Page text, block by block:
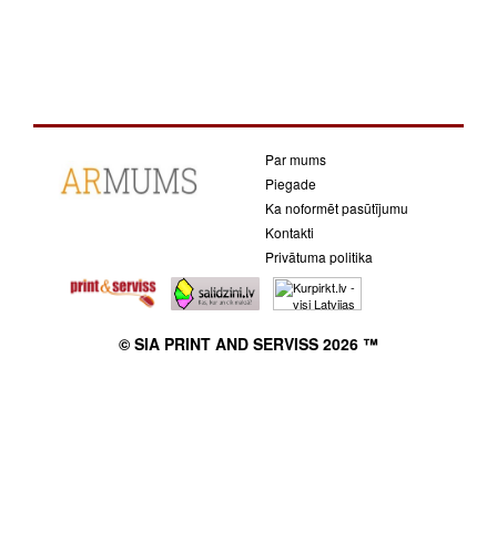
Par mums
Piegade
Ka noformēt pasūtījumu
Kontakti
Privātuma politika
© SIA PRINT AND SERVISS 2026 ™